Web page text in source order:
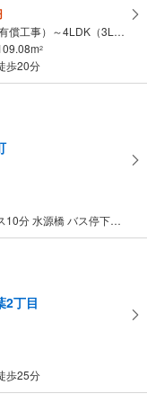
3LDK（2LDK対応可※有償工事）～4LDK（3LDK対応可※有償工事）
2
歩20分
総武線 「千葉」駅 バス10分 水源橋 バス停下車 徒歩6分
2丁目
歩25分